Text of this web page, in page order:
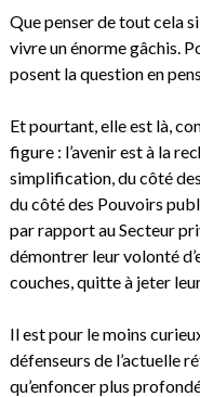
Que penser de tout cela
vivre un énorme gâchis.
posent la question en
Et pourtant, elle est là,
figure : l’avenir est à la
simplification, du côté
du côté des Pouvoirs
par rapport au Secteur
démontrer leur volonté
couches, quitte à jeter
Il est pour le moins
défenseurs de l’actuelle
qu’enfoncer plus